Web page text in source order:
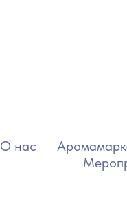
О нас